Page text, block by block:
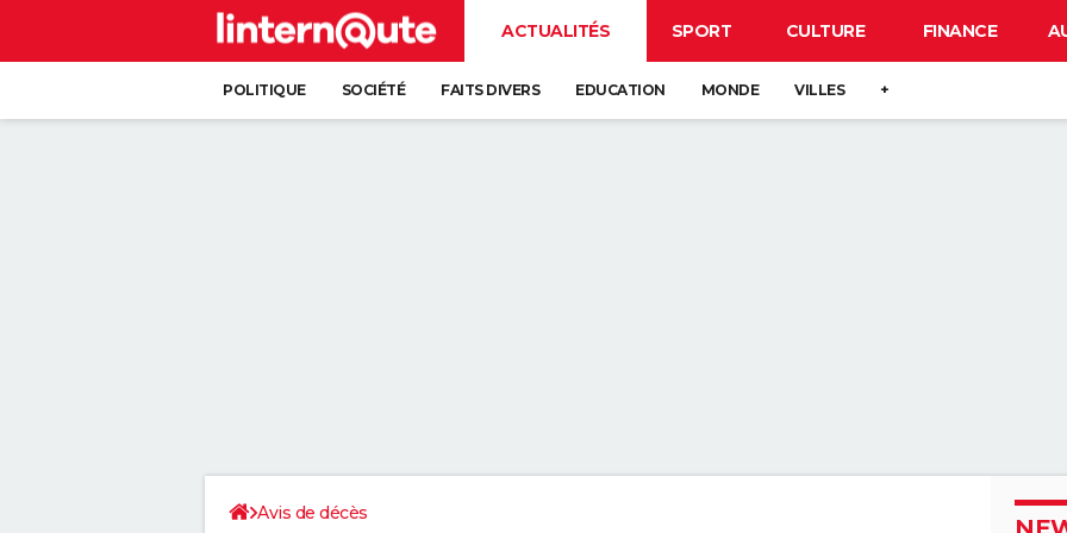
ACTUALITÉS SPORT CULTURE FINANCE
POLITIQUE SOCIÉTÉ FAITS DIVERS EDUCATION MONDE VILLES +
Avis de décès